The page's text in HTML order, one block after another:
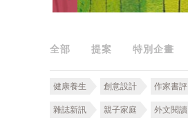
全部 提案 特別企畫
健康養生 創意設計 作家書評
雜誌新訊 親子家庭 外文閱讀